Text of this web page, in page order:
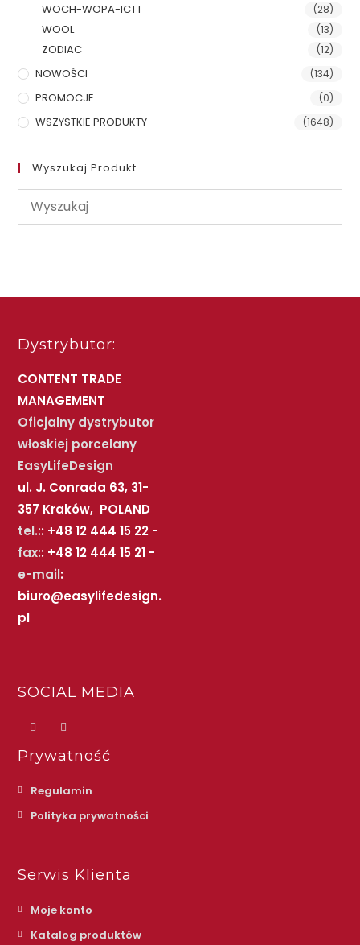
WOCH-WOPA-ICTT (28)
WOOL (13)
ZODIAC (12)
NOWOŚCI (134)
PROMOCJE (0)
WSZYSTKIE PRODUKTY (1648)
Wyszukaj Produkt
Dystrybutor:
CONTENT TRADE
MANAGEMENT
Oficjalny dystrybutor
włoskiej porcelany
EasyLifeDesign
ul. J. Conrada 63, 31-
357 Kraków, POLAND
tel.:: +48 12 444 15 22 -
fax:: +48 12 444 15 21 -
e-mail:
biuro@easylifedesign.
pl
SOCIAL MEDIA
Prywatność
Regulamin
Polityka prywatności
Serwis Klienta
Moje konto
Katalog produktów